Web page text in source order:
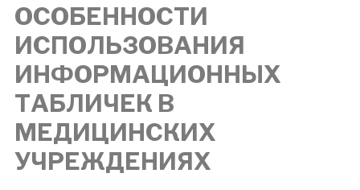
ОСОБЕННОСТИ
ИСПОЛЬЗОВАНИЯ
ИНФОРМАЦИОННЫХ
ТАБЛИЧЕК В
МЕДИЦИНСКИХ
УЧРЕЖДЕНИЯХ